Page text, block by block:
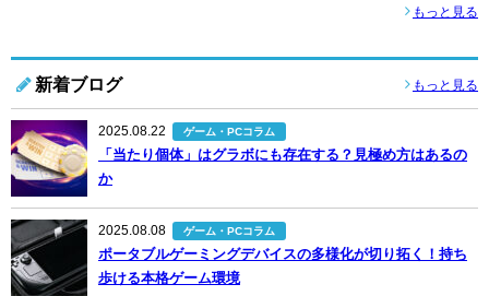
もっと見る
新着ブログ もっと見る
2025.08.22 ゲーム・PCコラム
「当たり個体」はグラボにも存在する？見極め方はあるの
か
2025.08.08 ゲーム・PCコラム
ポータブルゲーミングデバイスの多様化が切り拓く！持ち
歩ける本格ゲーム環境